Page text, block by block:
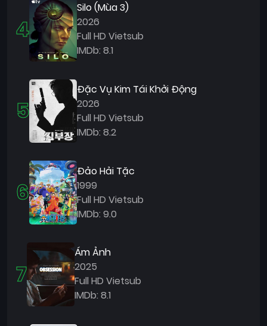
4
Silo (Mùa 3)
2026
Full HD Vietsub
IMDb: 8.1
5
Đặc Vụ Kim Tái Khởi Động
2026
Full HD Vietsub
IMDb: 8.2
6
Đảo Hải Tặc
1999
Full HD Vietsub
IMDb: 9.0
7
Ám Ảnh
2025
Full HD Vietsub
IMDb: 8.1